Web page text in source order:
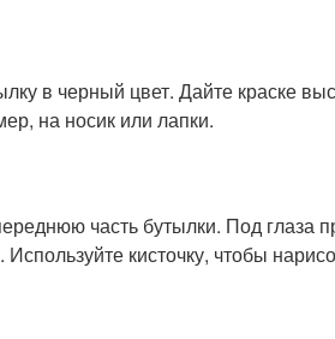
в черный цвет. Дайте краске
на носик или лапки.
часть бутылки. Под глаза
кисточку, чтобы